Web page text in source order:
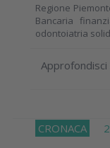
Regione
Bancaria
odontoiatria
Approfondisci
CRONACA